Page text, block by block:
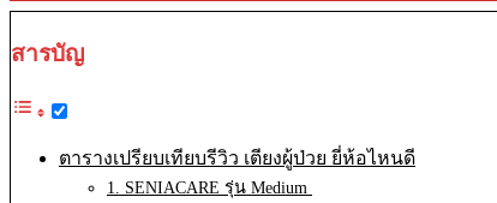
สารบัญ
ตารางเปรียบเทียบรีวิว เตียงผู้ป่วย ยี่ห้อไหนดี
1. SENIACARE รุ่น Medium